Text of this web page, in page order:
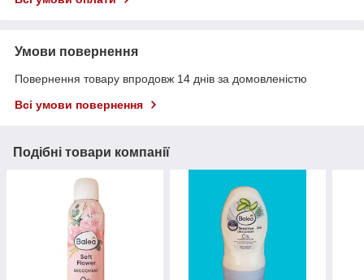
Умови повернення
Повернення товару впродовж 14 днів за домовленістю
Всі умови повернення
Подібні товари компанії